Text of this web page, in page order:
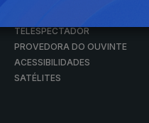
TELESPECTADOR
PROVEDORA DO OUVINTE
ACESSIBILIDADES
SATÉLITES